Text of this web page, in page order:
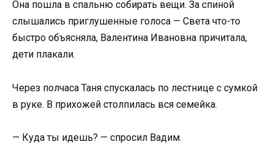
Она пошла в спальню собирать вещи. За спиной
слышались приглушенные голоса — Света что-то
быстро объясняла, Валентина Ивановна причитала,
дети плакали.
Через полчаса Таня спускалась по лестнице с сумкой
в руке. В прихожей столпилась вся семейка.
— Куда ты идешь? — спросил Вадим.